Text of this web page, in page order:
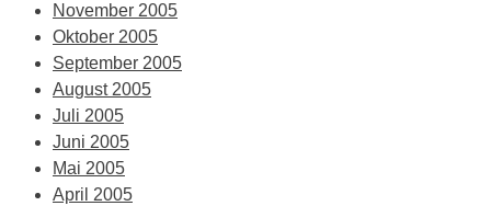
November 2005
Oktober 2005
September 2005
August 2005
Juli 2005
Juni 2005
Mai 2005
April 2005